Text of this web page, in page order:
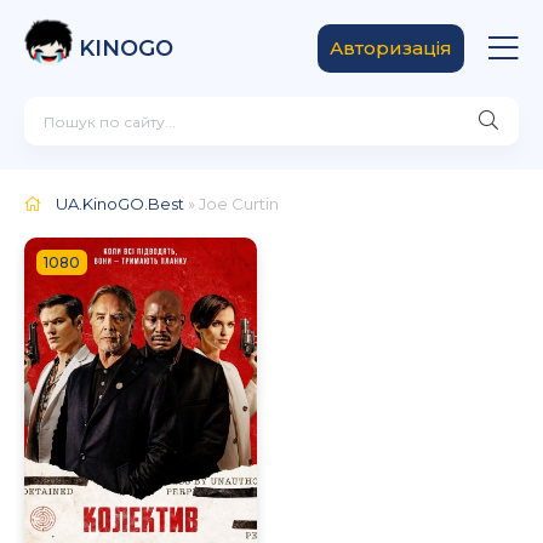
KINOGO Авторизація
UA.KinoGO.Best » Joe Curtin
1080